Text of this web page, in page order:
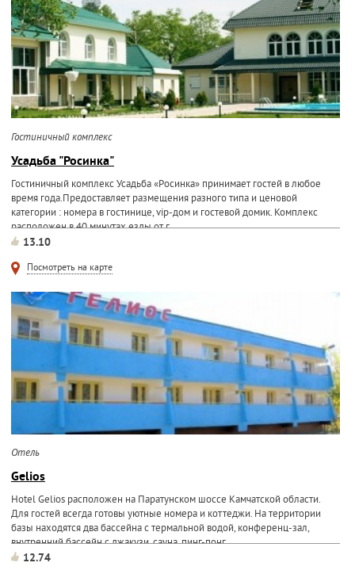
Гостиничный комплекс
Усадьба "Росинка"
Гостиничный комплекс Усадьба «Росинка» принимает гостей в любое
время года.Предоставляет размещения разного типа и ценовой
категории : номера в гостинице, vip-дом и гостевой домик. Комплекс
расположен в 40 минутах езды от г...
13.10
Посмотреть на карте
Отель
Gelios
Hotel Gelios расположен на Паратунском шоссе Камчатской области.
Для гостей всегда готовы уютные номера и коттеджи. На территории
базы находятся два бассейна с термальной водой, конференц-зал,
внутренний бассейн с джакузи, сауна, пинг-понг...
12.74